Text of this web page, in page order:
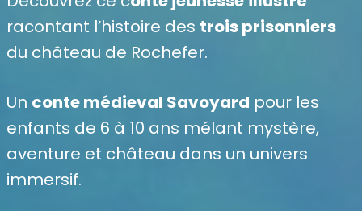
racontant l’histoire des trois prisonniers
du château de Rochefer.
Un conte médieval Savoyard pour les
enfants de 6 à 10 ans mélant mystère,
aventure et château dans un univers
immersif.